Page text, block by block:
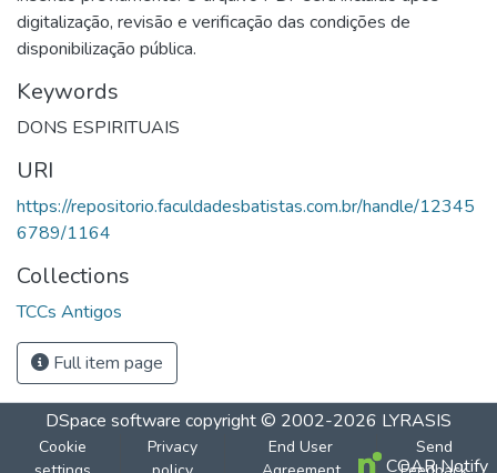
digitalização, revisão e verificação das condições de
disponibilização pública.
Keywords
DONS ESPIRITUAIS
URI
https://repositorio.faculdadesbatistas.com.br/handle/12345
6789/1164
Collections
TCCs Antigos
Full item page
DSpace software copyright © 2002-2026 LYRASIS
Cookie
Privacy
End User
Send
COAR Notify